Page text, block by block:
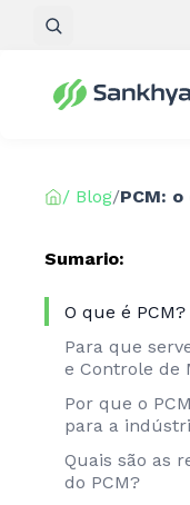
/ Blog/PCM:
Sumario:
O que é PCM?
Para que
e Controle de
Por que o
para a
Quais são as
do PCM?